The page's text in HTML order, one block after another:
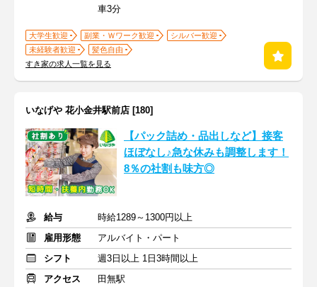
車3分
大学生歓迎 副業・Ｗワーク歓迎
シルバー歓迎
未経験者歓迎
髪色自由
すき家の求人一覧を見る
いなげや 花小金井駅前店 [180]
【パック詰め・品出しなど】接客
ほぼなし♪急な休みも調整します！
8％の社割も味方◎
給与
時給1289～1300円以上
雇用形態
アルバイト・パート
シフト
週3日以上 1日3時間以上
アクセス
田無駅